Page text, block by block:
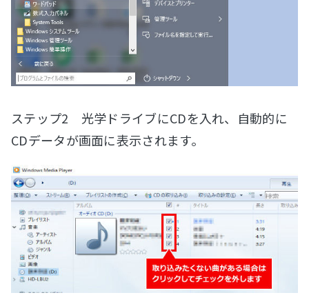
ステップ2 光学ドライブにCDを入れ、自動的に
CDデータが画面に表示されます。